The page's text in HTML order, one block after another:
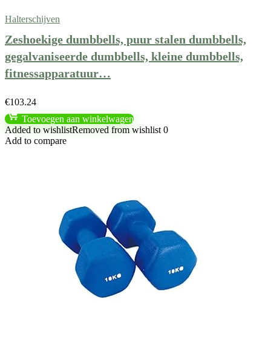
Halterschijven
Zeshoekige dumbbells, puur stalen dumbbells,
gegalvaniseerde dumbbells, kleine dumbbells,
fitnessapparatuur…
€103.24
Toevoegen aan winkelwagen
Added to wishlistRemoved from wishlist 0
Add to compare